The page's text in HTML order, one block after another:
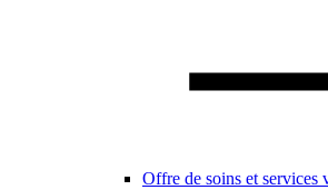
Offre de soins et services